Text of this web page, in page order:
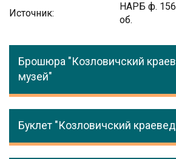
Источник:
НАРБ ф.
об.
Брошюра "Козловичский
музей"
Буклет "Козловичский